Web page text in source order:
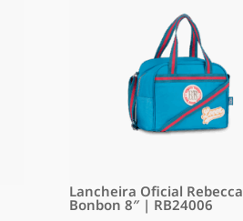
Lancheira Oficial Rebecca
Bonbon 8″ | RB24006